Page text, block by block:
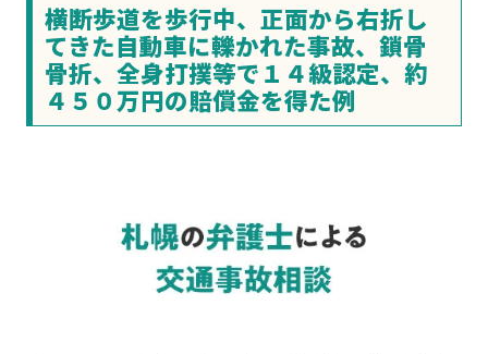
横断歩道を歩行中、正面から右折し
てきた自動車に轢かれた事故、鎖骨
骨折、全身打撲等で１４級認定、約
４５０万円の賠償金を得た例